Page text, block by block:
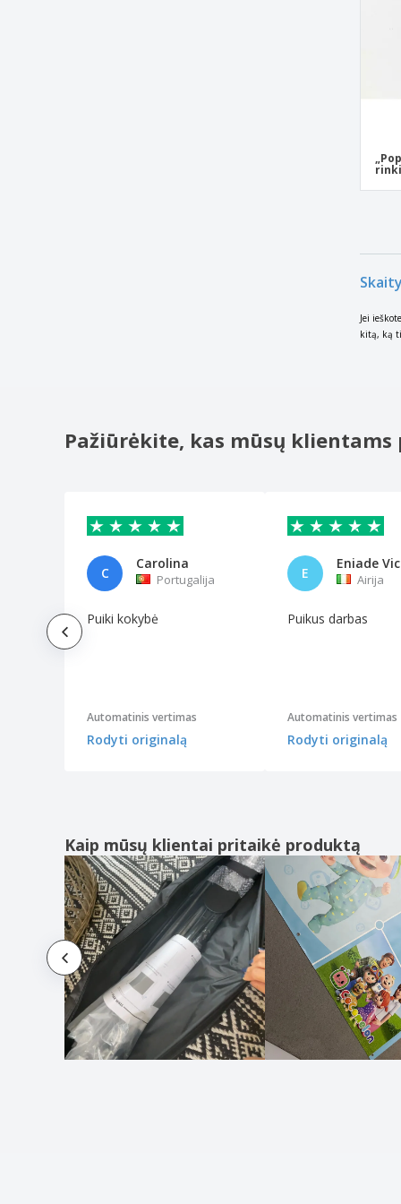
Zambija
„Paneflix Wing“
„Panelfix Wing Steel“
Jei
kitą, ką
Pažiūrėkite, kas mūsų
C
Carolina
Portugalija
Puiki kokybė
Automatinis vertimas
Rodyti originalą
E Airija
Puikus darbas
Automatinis vertimas
Rodyti originalą
Kaip mūsų klientai pritaikė produktą